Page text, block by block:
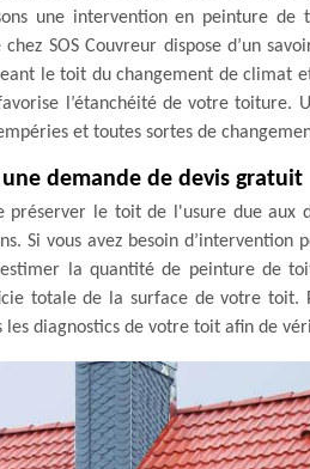
une intervention en peinture
chez SOS Couvreur dispose d’un
le toit du changement de climat
l’étanchéité de votre toiture.
et toutes sortes de
une demande de devis gratuit
préserver le toit de l'usure due aux
Si vous avez besoin
la quantité de peinture de
totale de la surface de votre toit.
les diagnostics de votre toit afin de